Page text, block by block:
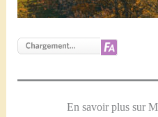
En savoir plus sur